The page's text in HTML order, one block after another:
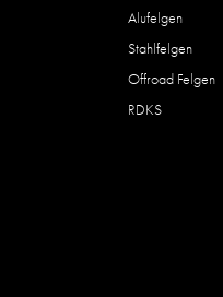
Alufelgen
Stahlfelgen
Offroad Felgen
RDKS